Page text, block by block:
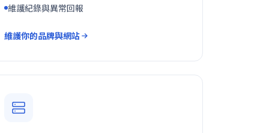
維護紀錄與異常回報
維護你的品牌與網站